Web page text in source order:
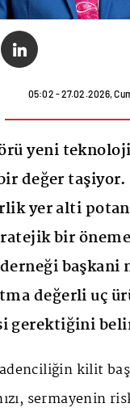
05:02 - 27.02.2026,
yeni
değer taşiyor.
yer alti
bir
başkani
değerli uç
gerektiğini
kilit
sermayenin